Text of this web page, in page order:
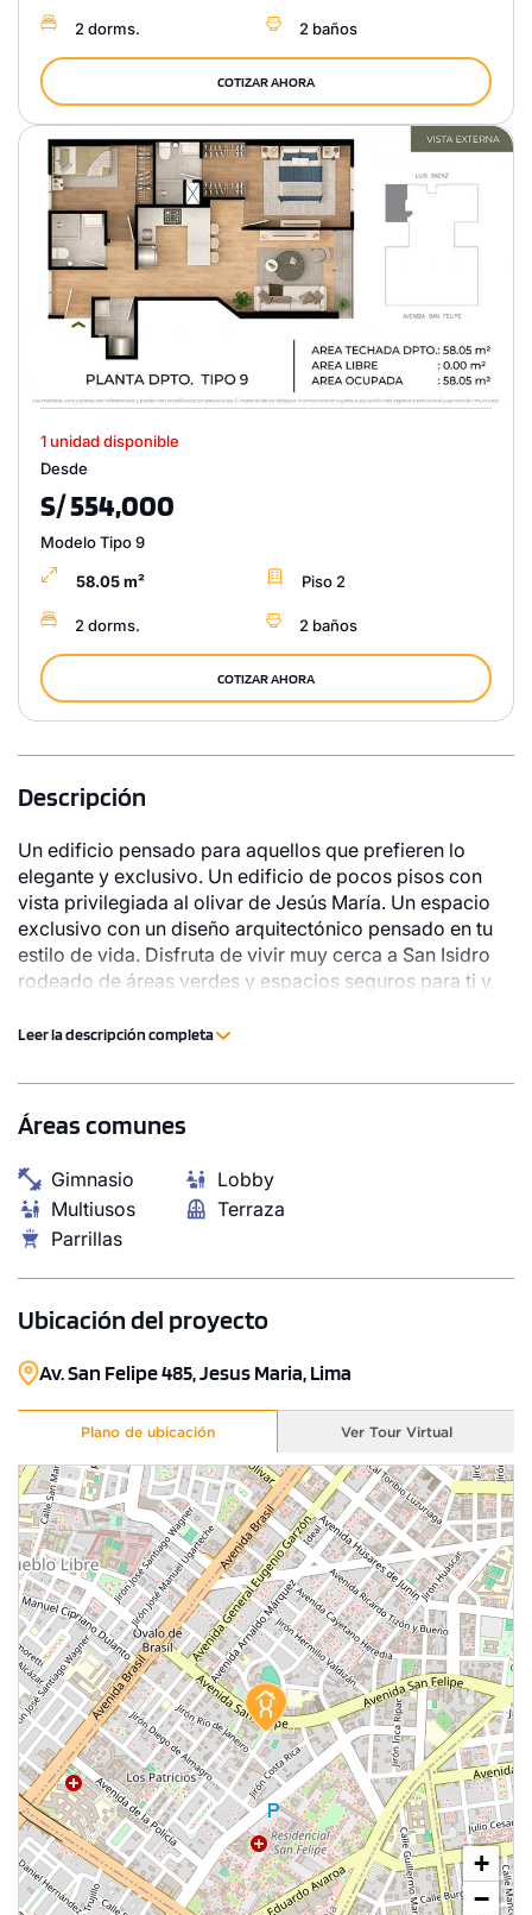
2 dorms. 2 baños
COTIZAR AHORA
1 unidad disponible
Desde
S/ 554,000
Modelo Tipo 9
58.05 m² Piso 2
2 dorms. 2 baños
COTIZAR AHORA
1 unidad disponible
Modelo Tipo 4
137.95 m²
3 dorms.
COTIZAR AHORA
1 unidad disponible
Desde
S/ 886,000
Modelo Tipo 5
105.30 m² Piso 11
3 dorms. 2 baños
COTIZAR AHORA
Descripción
Un edificio pensado para aquellos que prefieren lo
elegante y exclusivo. Un edificio de pocos pisos con
vista privilegiada al olivar de Jesús María. Un espacio
exclusivo con un diseño arquitectónico pensado en tu
estilo de vida. Disfruta de vivir muy cerca a San Isidro
rodeado de áreas verdes y espacios seguros para ti y
Leer la descripción completa
Áreas comunes
Gimnasio
Lobby
Multiusos
Terraza
Parrillas
Ubicación del proyecto
Av. San Felipe 485, Jesus Maria, Lima
Plano de ubicación Ver Tour Virtual
+
−